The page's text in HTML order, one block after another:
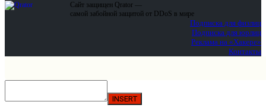
Сайт защищен Qrator —
самой забойной защитой от DDoS в мире
Подписка для физлиц
Подписка для юрлиц
Реклама на «Хакере»
Контакты
INSERT